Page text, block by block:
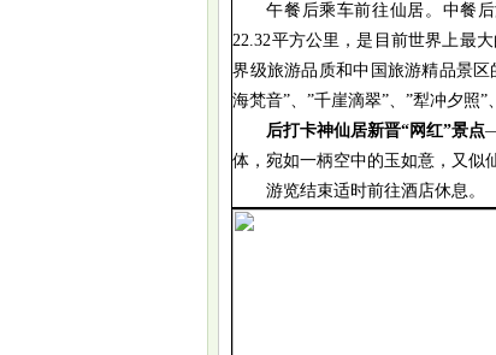
午餐后乘车前往仙居。中餐
22.32平方公里，是目前世界上最
界级旅游品质和中国旅游精品景
海梵音”、”千崖滴翠”、”犁冲夕照
后打卡神仙居新晋“网红”景点
体，宛如一柄空中的玉如意，又似
游览结束适时前往酒店休息。